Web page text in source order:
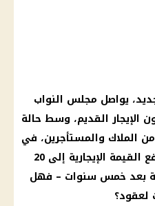
يواصل مجلس النواب
الإيجار القديم، وسط حالة
الملاك والمستأجرين، في
ظل مقترحات مثيرة تتضمن رفع القيمة الإيجارية إلى 20
بعد خمس سنوات – فهل
لعقود؟